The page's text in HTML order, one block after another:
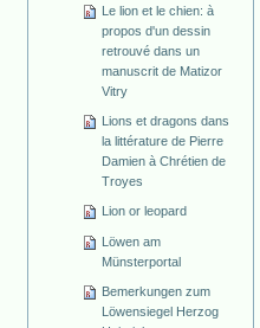
Le lion et le chien: à
propos d'un dessin
retrouvé dans un
manuscrit de Matizor
Vitry
Lions et dragons dans
la littérature de Pierre
Damien à Chrétien de
Troyes
Lion or leopard
Löwen am
Münsterportal
Bemerkungen zum
Löwensiegel Herzog